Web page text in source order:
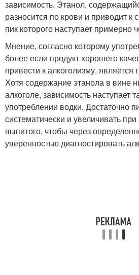
зависимость. Этанол,
разносится по крови и приводит к
пик которого наступает примерно
Мнение, согласно которому
более если продукт хорошего
привести к алкоголизму,
Хотя содержание этанола в вине
алкоголе, зависимость наступает
употреблении водки. Достаточно
систематически и увеличивать
выпитого, чтобы через
уверенностью диагностировать